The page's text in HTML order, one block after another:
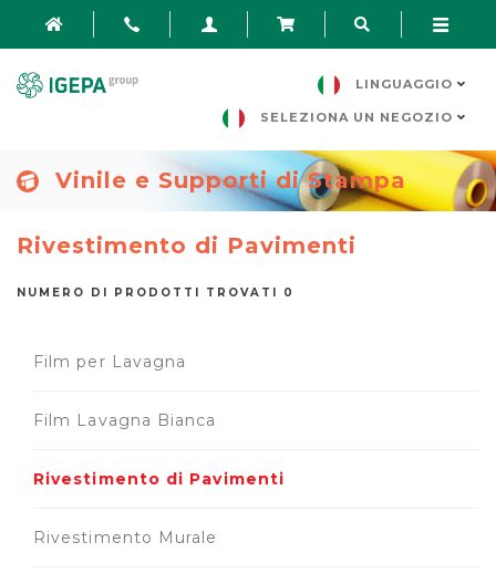
LINGUAGGIO
SELEZIONA UN NEGOZIO
Vinile e Supporti di Stampa
Rivestimento di Pavimenti
NUMERO DI PRODOTTI TROVATI 0
Film per Lavagna
Film Lavagna Bianca
Rivestimento di Pavimenti
Rivestimento Murale